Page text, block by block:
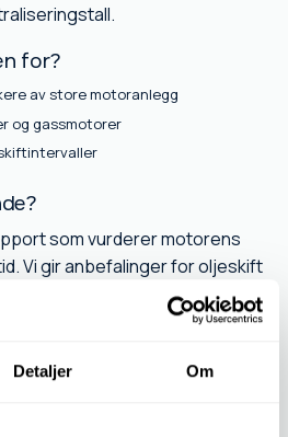
Detaljer Om
for?
av store motoranlegg
og gassmotorer
som vurderer motorens
Vi gir anbefalinger for oljeskift